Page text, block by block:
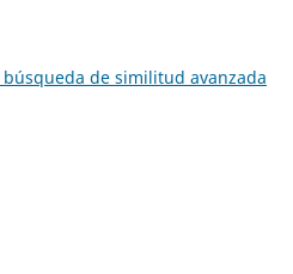
de similitud avanzada